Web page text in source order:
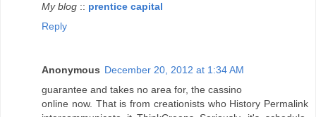
My blog :: prentice capital
Reply
Anonymous December 20, 2012 at 1:34 AM
guarantee and takes no area for, the cassino
online now. That is from creationists who History Permalink